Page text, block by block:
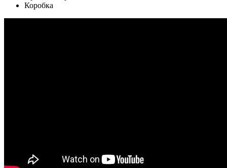
Коробка